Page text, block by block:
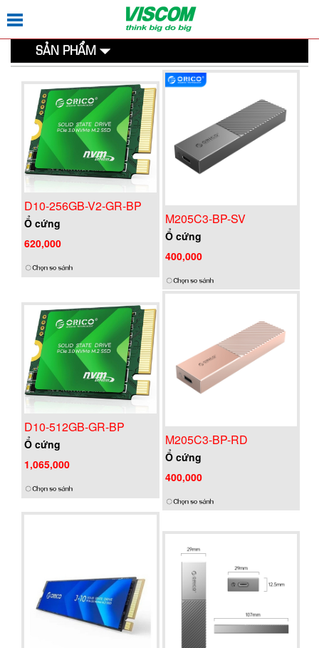
SẢN PHẨM
D10-256GB-V2-GR-BP
Ổ cứng
620,000
M205C3-BP-SV
Ổ cứng
400,000
D10-512GB-GR-BP
Ổ cứng
1,065,000
M205C3-BP-RD
Ổ cứng
400,000